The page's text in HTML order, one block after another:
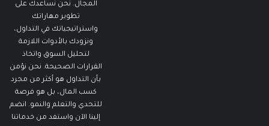
المجال. نحن نساعدك على
تطوير مهاراتك
واستراتيجياتك في التداول،
ونزودك بالأدوات اللازمة
لتحليل السوق واتخاذ
القرارات الصحيحة. نحن نؤمن
بأن التداول هو أكثر من مجرد
كسب المال، بل هو فرصة
للتحدي والتعلم والنمو. انضم
إلينا الآن واستفد من خدماتنا